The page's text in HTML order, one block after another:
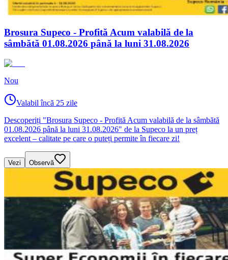
Brosura Supeco - Profită Acum valabilă de la
sâmbătă 01.08.2026 până la luni 31.08.2026
Nou
Valabil încă 25 zile
Descoperiți "Brosura Supeco - Profită Acum valabilă de la sâmbătă
01.08.2026 până la luni 31.08.2026" de la Supeco la un preț
excelent – calitate pe care o puteți permite în fiecare zi!
Vezi Observă